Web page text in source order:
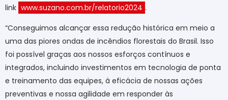
link www.suzano.com.br/relatorio2024 .
“Conseguimos alcançar essa redução histórica em meio a
uma das piores ondas de incêndios florestais do Brasil. Isso
foi possível graças aos nossos esforços contínuos e
integrados, incluindo investimentos em tecnologia de ponta
e treinamento das equipes, à eficácia de nossas ações
preventivas e nossa agilidade em responder às